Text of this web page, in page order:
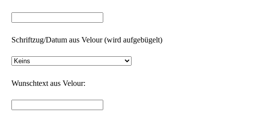
Schriftzug/Datum aus Velour (wird aufgebügelt)
Wunschtext aus Velour: